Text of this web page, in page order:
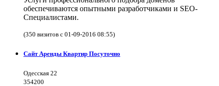
обеспечиваются опытными разработчиками и SEO-
Специалистами.
(350 визитов с 01-09-2016 08:55)
Сайт Аренды Квартир Посуточно
Одесская 22
354200